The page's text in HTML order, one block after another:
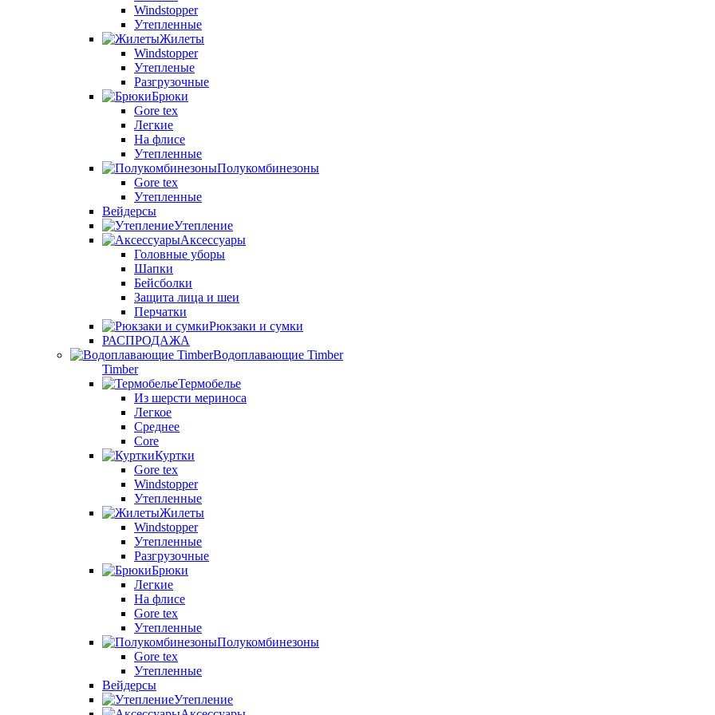
Windstopper
Утепленные
Жилеты
Windstopper
Утепленые
Разгрузочные
Брюки
Gore tex
Легкие
На флисе
Утепленные
Полукомбинезоны
Gore tex
Утепленные
Вейдерсы
Утепление
Аксессуары
Головные уборы
Шапки
Бейсболки
Защита лица и шеи
Перчатки
Рюкзаки и сумки
РАСПРОДАЖА
Водоплавающие Timber
Timber
Термобелье
Из шерсти мериноса
Легкое
Среднее
Core
Куртки
Gore tex
Windstopper
Утепленные
Жилеты
Windstopper
Утепленные
Разгрузочные
Брюки
Легкие
На флисе
Gore tex
Утепленные
Полукомбинезоны
Gore tex
Утепленные
Вейдерсы
Утепление